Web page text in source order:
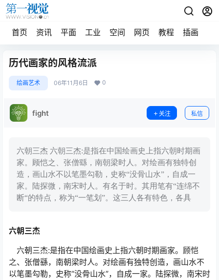
首页 资讯 平面 工业 空间 网页 教程 插画
历代画家的风格流派
绘画艺术 06年11月6日 0
fight 关注 私信
六朝三杰 六朝三杰:是指在中国绘画史上指六朝时期画
家。顾恺之、张僧繇，南朝梁时人。对绘画有独特创
造，画山水不以笔墨勾勒，史称“没骨山水”，自成一
家。陆探微，南宋时人。有名于时。其用笔有“连绵不
断“的特点，称为“一笔划”。这三人各有特色，各具
六朝三杰
六朝三杰:是指在中国绘画史上指六朝时期画家。顾恺
之、张僧繇，南朝梁时人。对绘画有独特创造，画山水不
以笔墨勾勒，史称“没骨山水”，自成一家。陆探微，南宋时